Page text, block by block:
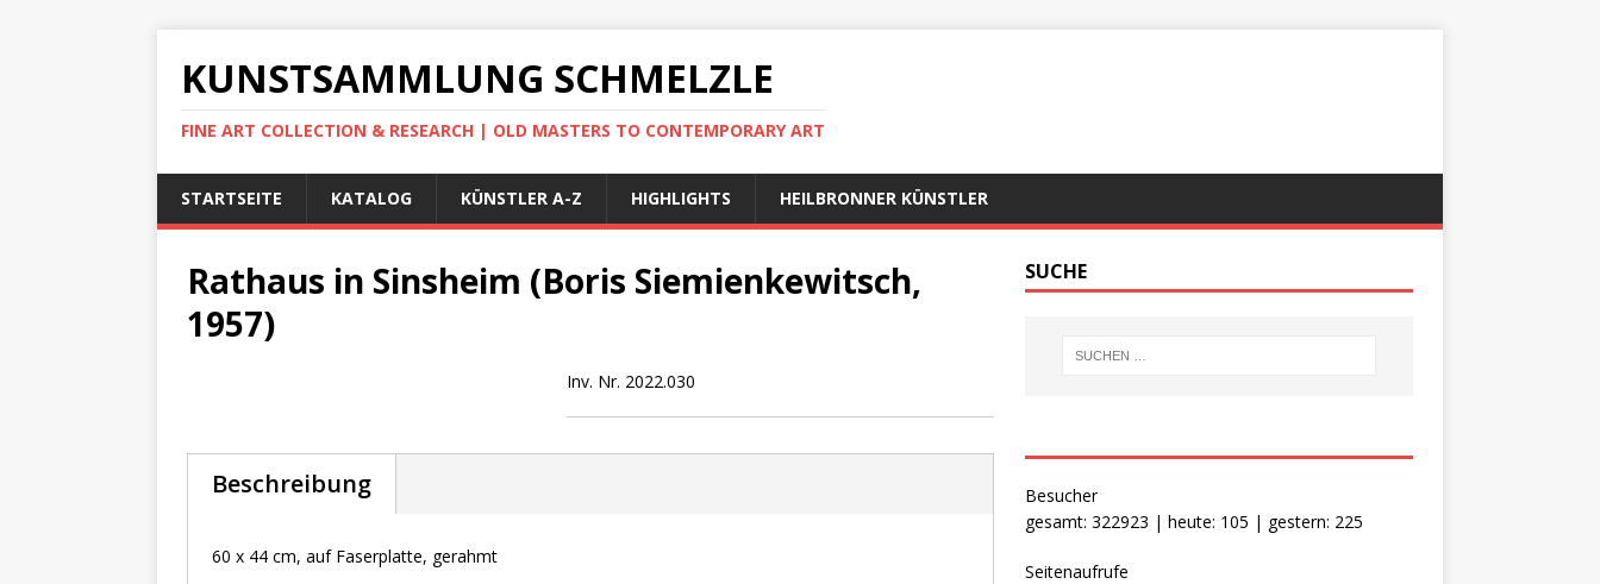
KUNSTSAMMLUNG SCHMELZLE
FINE ART COLLECTION & RESEARCH | OLD MASTERS TO CONTEMPORARY ART
STARTSEITE KATALOG KÜNSTLER A-Z HIGHLIGHTS HEILBRONNER KÜNSTLER
Rathaus in Sinsheim (Boris Siemienkewitsch,
1957)
Inv. Nr. 2022.030
Beschreibung
60 x 44 cm, auf Faserplatte, gerahmt
SUCHE
Besucher
gesamt: 322923 | heute: 105 | gestern: 225
Seitenaufrufe